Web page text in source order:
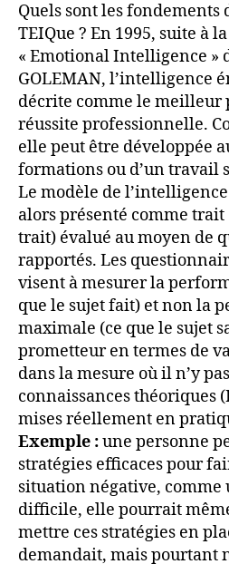
Quels sont les fondements
TEIQue ? En 1995, suite à
« Emotional Intelligence »
GOLEMAN, l’intelligence
décrite comme le meilleur
réussite professionnelle.
elle peut être développée
formations ou d’un travail
Le modèle de
alors présenté comme
trait) évalué au moyen de
rapportés. Les
visent à mesurer la
que le sujet fait) et non la
maximale (ce que le sujet
prometteur en termes de
dans la mesure où il n’y
connaissances théoriques
mises réellement en
Exemple :une personne
stratégies efficaces pour
situation négative, comme
difficile, elle pourrait
mettre ces stratégies en
demandait, mais pourtant